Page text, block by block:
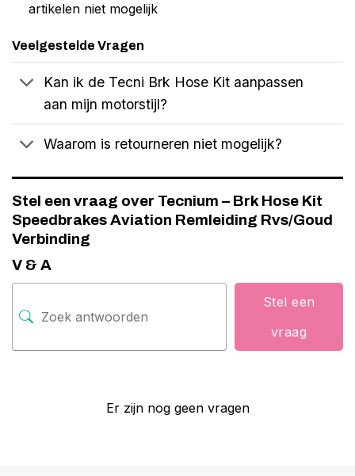
artikelen niet mogelijk
Veelgestelde Vragen
Kan ik de Tecni Brk Hose Kit aanpassen
aan mijn motorstijl?
Waarom is retourneren niet mogelijk?
Stel een vraag over Tecnium – Brk Hose Kit
Speedbrakes Aviation Remleiding Rvs/Goud
Verbinding
V & A
Stel een
vraag
Er zijn nog geen vragen